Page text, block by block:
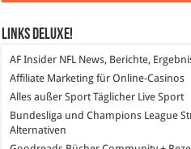
Links DeLuXe!
AF Insider NFL News, Berichte,
Affiliate Marketing für Online-Casinos
Alles außer SportTäglicher Live Sport
Bundesliga und Champions League
Alternativen